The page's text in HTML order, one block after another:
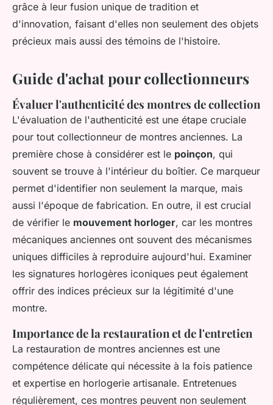
grâce à leur fusion unique de tradition et
d'innovation, faisant d'elles non seulement des objets
précieux mais aussi des témoins de l'histoire.
Guide d'achat pour collectionneurs
Évaluer l'authenticité des montres de collection
L'évaluation de l'authenticité est une étape cruciale
pour tout collectionneur de montres anciennes. La
première chose à considérer est le poinçon, qui
souvent se trouve à l'intérieur du boîtier. Ce marqueur
permet d'identifier non seulement la marque, mais
aussi l'époque de fabrication. En outre, il est crucial
de vérifier le mouvement horloger, car les montres
mécaniques anciennes ont souvent des mécanismes
uniques difficiles à reproduire aujourd'hui. Examiner
les signatures horlogères iconiques peut également
offrir des indices précieux sur la légitimité d'une
montre.
Importance de la restauration et de l'entretien
La restauration de montres anciennes est une
compétence délicate qui nécessite à la fois patience
et expertise en horlogerie artisanale. Entretenues
régulièrement, ces montres peuvent non seulement